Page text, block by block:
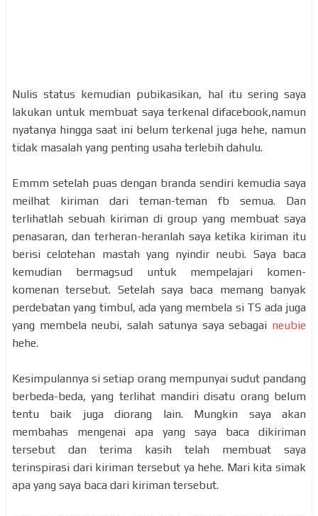
Nulis status kemudian pubikasikan, hal itu sering saya
lakukan untuk membuat saya terkenal difacebook,namun
nyatanya hingga saat ini belum terkenal juga hehe, namun
tidak masalah yang penting usaha terlebih dahulu.
Emmm setelah puas dengan branda sendiri kemudia saya
meilhat kiriman dari teman-teman fb semua. Dan
terlihatlah sebuah kiriman di group yang membuat saya
penasaran, dan terheran-heranlah saya ketika kiriman itu
berisi celotehan mastah yang nyindir neubi. Saya baca
kemudian bermagsud untuk mempelajari komen-
komenan tersebut. Setelah saya baca memang banyak
perdebatan yang timbul, ada yang membela si TS ada juga
yang membela neubi, salah satunya saya sebagai neubie
hehe.
Kesimpulannya si setiap orang mempunyai sudut pandang
berbeda-beda, yang terlihat mandiri disatu orang belum
tentu baik juga diorang lain. Mungkin saya akan
membahas mengenai apa yang saya baca dikiriman
tersebut dan terima kasih telah membuat saya
terinspirasi dari kiriman tersebut ya hehe. Mari kita simak
apa yang saya baca dari kiriman tersebut.